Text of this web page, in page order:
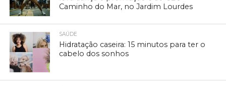
Caminho do Mar, no Jardim Lourdes
SAÚDE
Hidratação caseira: 15 minutos para ter o
cabelo dos sonhos